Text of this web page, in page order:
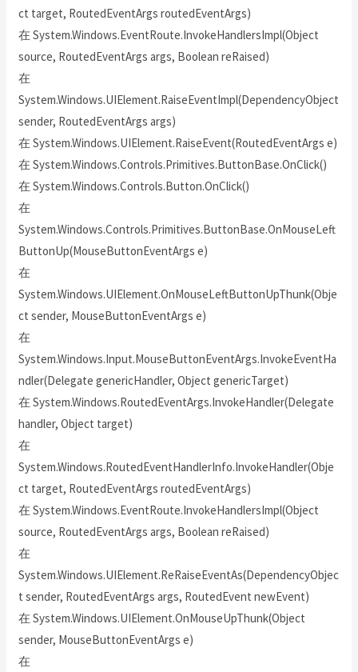
ct target, RoutedEventArgs routedEventArgs)
在 System.Windows.EventRoute.InvokeHandlersImpl(Object
source, RoutedEventArgs args, Boolean reRaised)
在
System.Windows.UIElement.RaiseEventImpl(DependencyObject
sender, RoutedEventArgs args)
在 System.Windows.UIElement.RaiseEvent(RoutedEventArgs e)
在 System.Windows.Controls.Primitives.ButtonBase.OnClick()
在 System.Windows.Controls.Button.OnClick()
在
System.Windows.Controls.Primitives.ButtonBase.OnMouseLeft
ButtonUp(MouseButtonEventArgs e)
在
System.Windows.UIElement.OnMouseLeftButtonUpThunk(Obje
ct sender, MouseButtonEventArgs e)
在
System.Windows.Input.MouseButtonEventArgs.InvokeEventHa
ndler(Delegate genericHandler, Object genericTarget)
在 System.Windows.RoutedEventArgs.InvokeHandler(Delegate
handler, Object target)
在
System.Windows.RoutedEventHandlerInfo.InvokeHandler(Obje
ct target, RoutedEventArgs routedEventArgs)
在 System.Windows.EventRoute.InvokeHandlersImpl(Object
source, RoutedEventArgs args, Boolean reRaised)
在
System.Windows.UIElement.ReRaiseEventAs(DependencyObjec
t sender, RoutedEventArgs args, RoutedEvent newEvent)
在 System.Windows.UIElement.OnMouseUpThunk(Object
sender, MouseButtonEventArgs e)
在